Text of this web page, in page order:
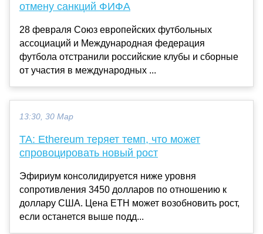
отмену санкций ФИФА
28 февраля Союз европейских футбольных
ассоциаций и Международная федерация
футбола отстранили российские клубы и сборные
от участия в международных ...
13:30, 30 Мар
TA: Ethereum теряет темп, что может
спровоцировать новый рост
Эфириум консолидируется ниже уровня
сопротивления 3450 долларов по отношению к
доллару США. Цена ETH может возобновить рост,
если останется выше подд...